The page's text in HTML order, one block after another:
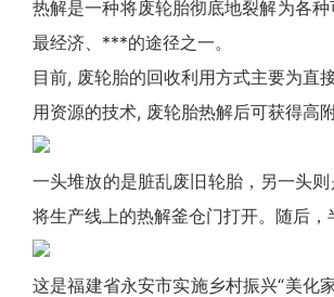
热解是一种将废轮胎彻底地裂解为各
最经济、***的途径之一。
目前, 废轮胎的回收利用方式主要为直
用资源的技术, 废轮胎热解后可获得高
一头堆放的是脏乱废旧轮胎，另一头
将生产线上的热解釜仓门打开。随后，
这是福建省永安市实施乡村振兴“美化